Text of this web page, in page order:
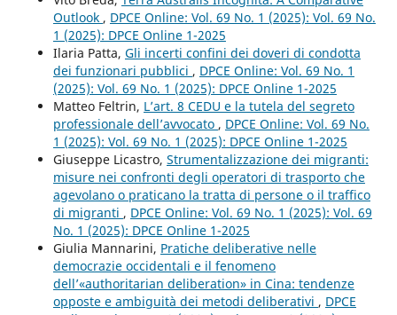
Outlook , DPCE Online: Vol. 69 No. 1 (2025): Vol. 69 No.
1 (2025): DPCE Online 1-2025
Ilaria Patta, Gli incerti confini dei doveri di condotta
dei funzionari pubblici , DPCE Online: Vol. 69 No. 1
(2025): Vol. 69 No. 1 (2025): DPCE Online 1-2025
Matteo Feltrin, L’art. 8 CEDU e la tutela del segreto
professionale dell’avvocato , DPCE Online: Vol. 69 No.
1 (2025): Vol. 69 No. 1 (2025): DPCE Online 1-2025
Giuseppe Licastro, Strumentalizzazione dei migranti:
misure nei confronti degli operatori di trasporto che
agevolano o praticano la tratta di persone o il traffico
di migranti , DPCE Online: Vol. 69 No. 1 (2025): Vol. 69
No. 1 (2025): DPCE Online 1-2025
Giulia Mannarini, Pratiche deliberative nelle
democrazie occidentali e il fenomeno
dell’«authoritarian deliberation» in Cina: tendenze
opposte e ambiguità dei metodi deliberativi , DPCE